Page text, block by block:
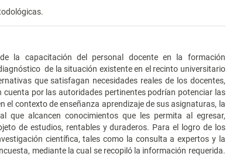
la capacitación del personal docente en la formación
de la situación existente en el recinto universitario
que satisfagan necesidades reales de los docentes,
cuenta por las autoridades pertinentes podrían potenciar las
contexto de enseñanza aprendizaje de sus asignaturas, la
que alcancen conocimientos que les permita al egresar,
de estudios, rentables y duraderos. Para el logro de los
científica, tales como la consulta a expertos y la
mediante la cual se recopiló la información requerida.